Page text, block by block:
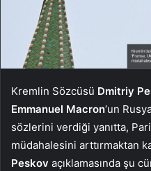
Kremlin Sözcüsü Dmitriy
Emmanuel Macron‘un
sözlerini verdiği yanıtta,
müdahalesini arttırmaktan
Peskov açıklamasında şu